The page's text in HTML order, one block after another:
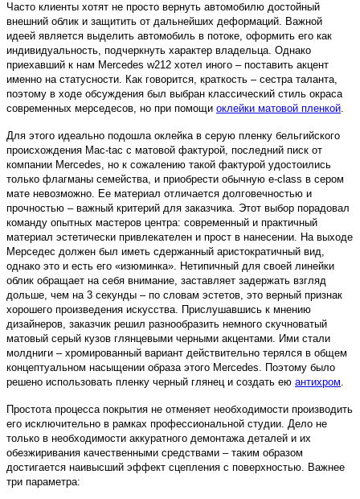
Часто клиенты хотят не просто вернуть автомобилю достойный
внешний облик и защитить от дальнейших деформаций. Важной
идеей является выделить автомобиль в потоке, оформить его как
индивидуальность, подчеркнуть характер владельца. Однако
приехавший к нам Mercedes w212 хотел иного – поставить акцент
именно на статусности. Как говорится, краткость – сестра таланта,
поэтому в ходе обсуждения был выбран классический стиль окраса
современных мерседесов, но при помощи оклейки матовой пленкой.
Для этого идеально подошла оклейка в серую пленку бельгийского
происхождения Mac-tac с матовой фактурой, последний писк от
компании Mercedes, но к сожалению такой фактурой удостоились
только флагманы семейства, и приобрести обычную e-class в сером
мате невозможно. Ее материал отличается долговечностью и
прочностью – важный критерий для заказчика. Этот выбор порадовал
команду опытных мастеров центра: современный и практичный
материал эстетически привлекателен и прост в нанесении. На выходе
Мерседес должен был иметь сдержанный аристократичный вид,
однако это и есть его «изюминка». Нетипичный для своей линейки
облик обращает на себя внимание, заставляет задержать взгляд
дольше, чем на 3 секунды – по словам эстетов, это верный признак
хорошего произведения искусства. Прислушавшись к мнению
дизайнеров, заказчик решил разнообразить немного скучноватый
матовый серый кузов глянцевыми черными акцентами. Ими стали
молдниги – хромированный вариант действительно терялся в общем
концептуальном насыщении образа этого Mercedes. Поэтому было
решено использовать пленку черный глянец и создать ею антихром.
Простота процесса покрытия не отменяет необходимости производить
его исключительно в рамках профессиональной студии. Дело не
только в необходимости аккуратного демонтажа деталей и их
обезжиривания качественными средствами – таким образом
достигается наивысший эффект сцепления с поверхностью. Важнее
три параметра: